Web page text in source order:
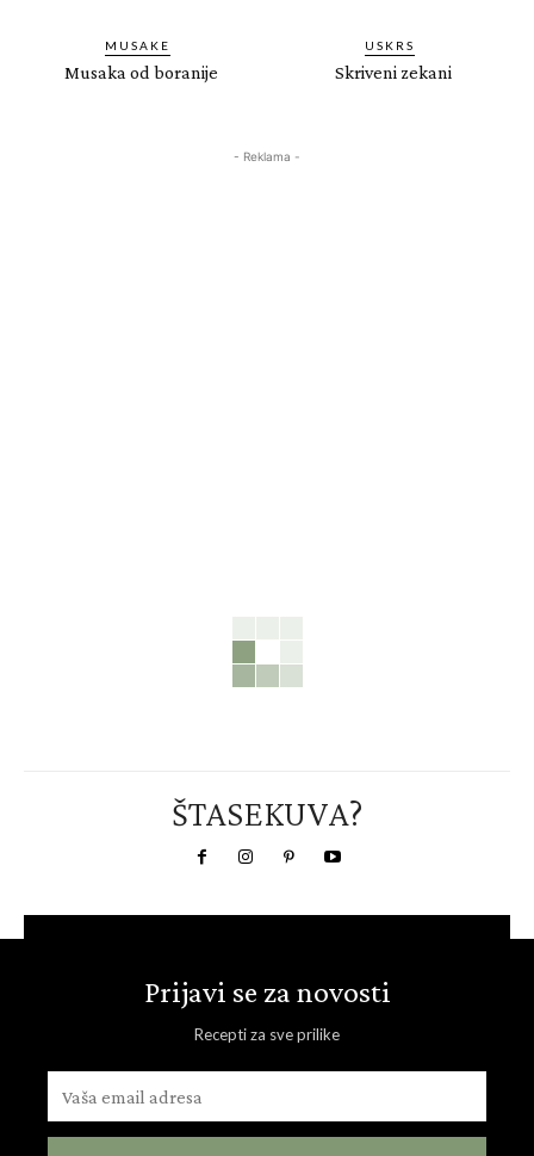
MUSAKE
Musaka od boranije
USKRS
Skriveni zekani
- Reklama -
ŠTASEKUVA?
Prijavi se za novosti
Recepti za sve prilike